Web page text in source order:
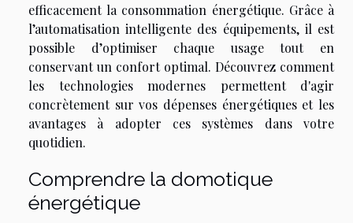
efficacement la consommation énergétique. Grâce à
l’automatisation intelligente des équipements, il est
possible d’optimiser chaque usage tout en
conservant un confort optimal. Découvrez comment
les technologies modernes permettent d'agir
concrètement sur vos dépenses énergétiques et les
avantages à adopter ces systèmes dans votre
quotidien.
Comprendre la domotique
énergétique